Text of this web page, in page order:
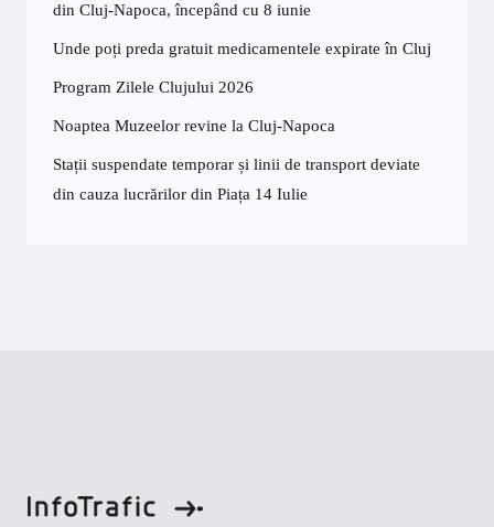
din Cluj-Napoca, începând cu 8 iunie
Unde poți preda gratuit medicamentele expirate în Cluj
Program Zilele Clujului 2026
Noaptea Muzeelor revine la Cluj-Napoca
Stații suspendate temporar și linii de transport deviate
din cauza lucrărilor din Piața 14 Iulie